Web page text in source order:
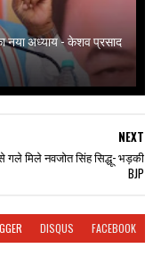
नया अध्याय - केशव प्रसाद
NEXT
गले मिले नवजोत सिंह सिद्धू- भड़की
BJP
DISQUS FACEBOOK